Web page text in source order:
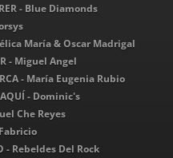
- Blue Diamonds
María & Oscar Madrigal
- Miguel Angel
- María Eugenia Rubio
AQUÍ - Dominic's
Che Reyes
Fabricio
- Rebeldes Del Rock